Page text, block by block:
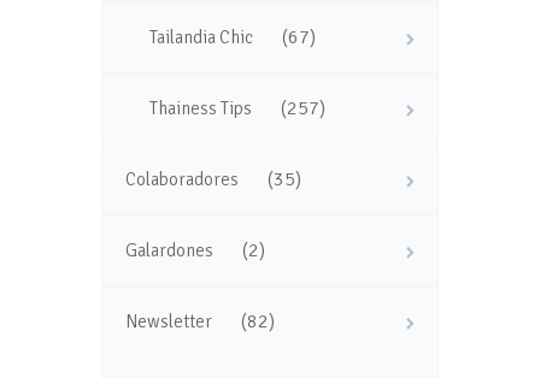
Tailandia Chic (67)
Thainess Tips (257)
Colaboradores (35)
Galardones (2)
Newsletter (82)